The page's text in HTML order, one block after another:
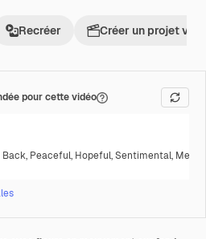
Recréer Créer un projet
pour cette vidéo
Back, Peaceful, Hopeful,Sentimental,